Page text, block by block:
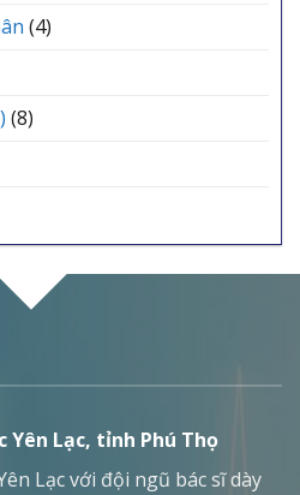
(4)
(8)
Lạc, tỉnh Phú Thọ
Lạc với đội ngũ bác sĩ dày